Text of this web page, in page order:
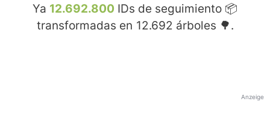
Ya 12.692.800 IDs de seguimiento 📦
transformadas en 12.692 árboles 🌳.
Anzeige